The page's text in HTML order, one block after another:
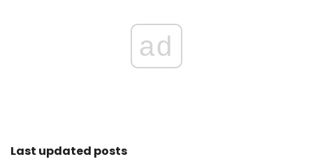
ad
Last updated posts